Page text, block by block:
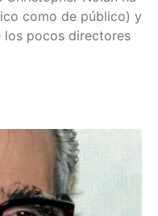
como de público) y
los pocos directores